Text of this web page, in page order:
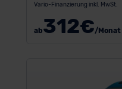
Vario-Finanzierung inkl. MwSt.
ab312€/Monat